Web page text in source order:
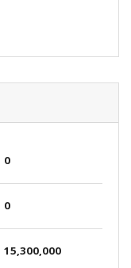
0
0
15,300,000